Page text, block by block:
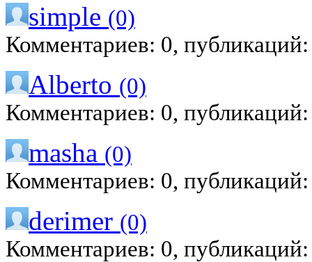
simple (0)
Комментариев: 0,
Alberto (0)
Комментариев: 0,
masha (0)
Комментариев: 0,
derimer (0)
Комментариев: 0,